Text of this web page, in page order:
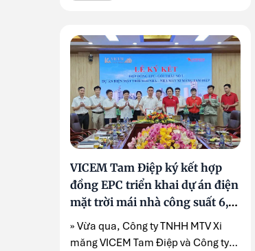
VICEM Tam Điệp ký kết hợp
đồng EPC triển khai dự án điện
mặt trời mái nhà công suất 6,2
MWp
» Vừa qua, Công ty TNHH MTV Xi
măng VICEM Tam Điệp và Công ty